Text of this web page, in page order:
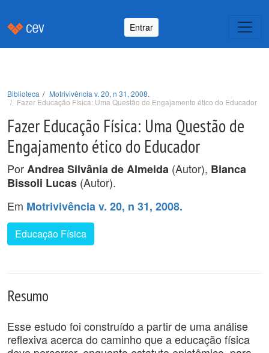
Entrar
Biblioteca
Motrivivência v. 20, n 31, 2008.
Fazer Educação Física: Uma Questão de Engajamento ético do Educador
Fazer Educação Física: Uma Questão de
Engajamento ético do Educador
PorAndrea Silvânia de Almeida (Autor), Bianca
Bissoli Lucas (Autor).
Em Motrivivência v. 20, n 31, 2008.
Educação Física
Resumo
Esse estudo foi construído a partir de uma análise
reflexiva acerca do caminho que a educação física